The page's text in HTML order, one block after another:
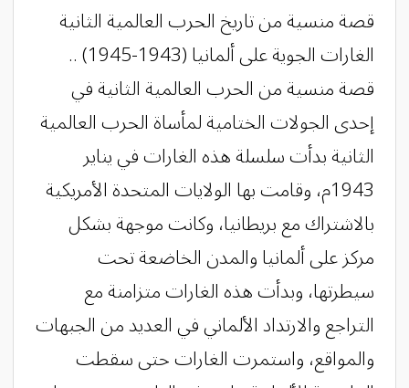
قصة منسية من تاريخ الحرب العالمية الثانية
الغارات الجوية على ألمانيا (1943-1945) ..
قصة منسية من الحرب العالمية الثانية في
إحدى الجولات الختامية لمأساة الحرب العالمية
الثانية بدأت سلسلة هذه الغارات في يناير
1943م، وقامت بها الولايات المتحدة الأمريكية
بالاشتراك مع بريطانيا، وكانت موجهة بشكل
مركز على ألمانيا والمدن الخاضعة تحت
سيطرتها، وبدأت هذه الغارات متزامنة مع
التراجع والارتداد الألماني في العديد من الجبهات
والمواقع، واستمرت الغارات حتى سقطت